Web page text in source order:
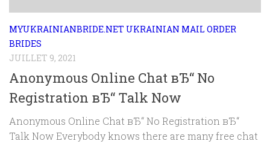
MYUKRAINIANBRIDE.NET UKRAINIAN MAIL ORDER
BRIDES
JUILLET 9, 2021
Anonymous Online Chat вЂ“ No
Registration вЂ“ Talk Now
Anonymous Online Chat вЂ“ No Registration вЂ“
Talk Now Everybody knows there are many free chat